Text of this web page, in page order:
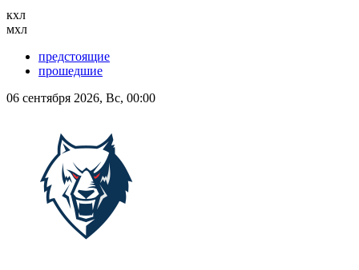
кхл
мхл
предстоящие
прошедшие
06 сентября 2026, Вс, 00:00